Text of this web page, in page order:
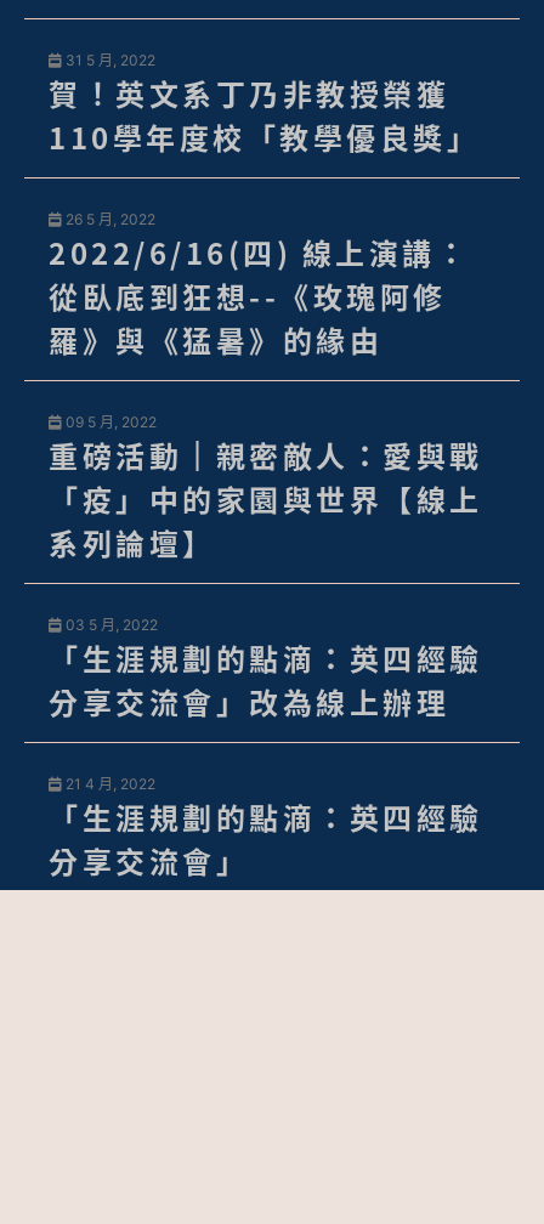
31 5 月, 2022
賀！英文系丁乃非教授榮獲
110學年度校「教學優良獎」
26 5 月, 2022
2022/6/16(四) 線上演講：
從臥底到狂想--《玫瑰阿修
羅》與《猛暑》的緣由
09 5 月, 2022
重磅活動｜親密敵人：愛與戰
「疫」中的家園與世界【線上
系列論壇】
03 5 月, 2022
「生涯規劃的點滴：英四經驗
分享交流會」改為線上辦理
21 4 月, 2022
「生涯規劃的點滴：英四經驗
分享交流會」